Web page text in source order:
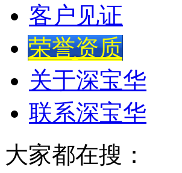
客户见证
荣誉资质
关于深宝华
联系深宝华
大家都在搜：